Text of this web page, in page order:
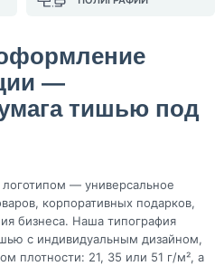
—
тишью под
— универсальное
корпоративных подарков,
бизнеса. Наша типография
с индивидуальным дизайном,
плотности: 21, 35 или 51 г/м², а